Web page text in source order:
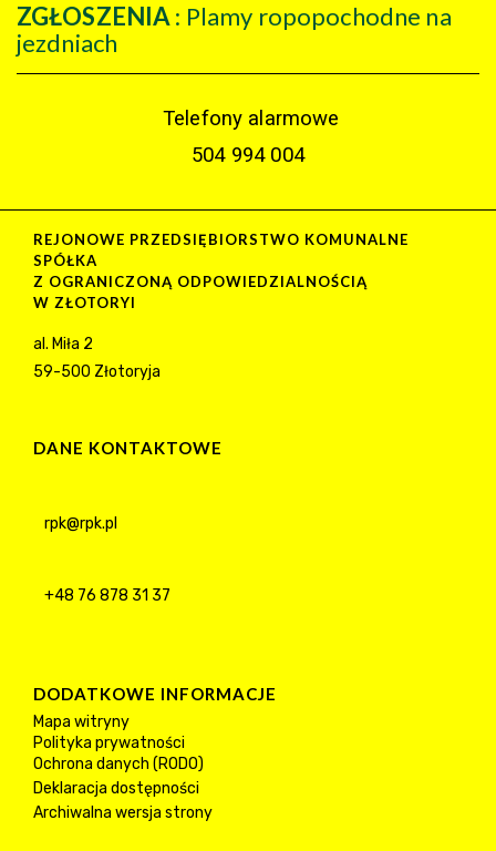
ZGŁOSZENIA : Plamy ropopochodne na
jezdniach
Telefony alarmowe
504 994 004
REJONOWE PRZEDSIĘBIORSTWO KOMUNALNE
SPÓŁKA
Z OGRANICZONĄ ODPOWIEDZIALNOŚCIĄ
W ZŁOTORYI
al. Miła 2
59-500 Złotoryja
DANE KONTAKTOWE
rpk@rpk.pl
+48 76 878 31 37
DODATKOWE INFORMACJE
Mapa witryny
Polityka prywatności
Ochrona danych (RODO)
Deklaracja dostępności
Archiwalna wersja strony